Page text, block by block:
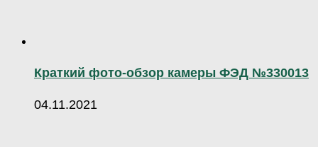
Краткий фото-обзор камеры ФЭД №330013
04.11.2021